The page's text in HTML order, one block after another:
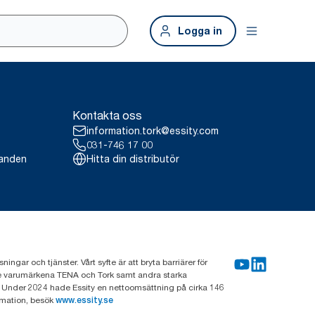
Logga in
Kontakta oss
information.tork@essity.com
031-746 17 00
Hitta din distributör
och tjänster. Vårt syfte är att bryta barriärer för
TENA och Tork samt andra starka
2024 hade Essity en nettoomsättning på cirka 146
besök www.essity.se